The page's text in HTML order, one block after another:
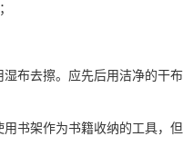
布去擦。应先后用洁净的干
书架作为书籍收纳的工具，